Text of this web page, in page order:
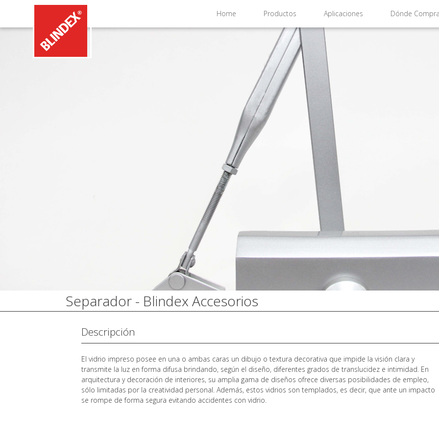
Home Productos Aplicaciones Dónde
Separador - Blindex Accesorios
Descripción
El vidrio impreso posee en una o ambas caras un dibujo o textura decorativa que impide la visión clara y
transmite la luz en forma difusa brindando, según el diseño, diferentes grados de translucidez e intimidad. En
arquitectura y decoración de interiores, su amplia gama de diseños ofrece diversas posibilidades de empleo,
sólo limitadas por la creatividad personal. Además, estos vidrios son templados, es decir, que ante un impacto
se rompe de forma segura evitando accidentes con vidrio.